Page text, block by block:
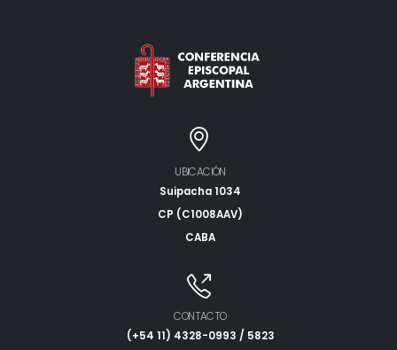
UBICACIÓN
Suipacha 1034
CP (C1008AAV)
CABA
CONTACTO
(+54 11) 4328-0993 / 5823